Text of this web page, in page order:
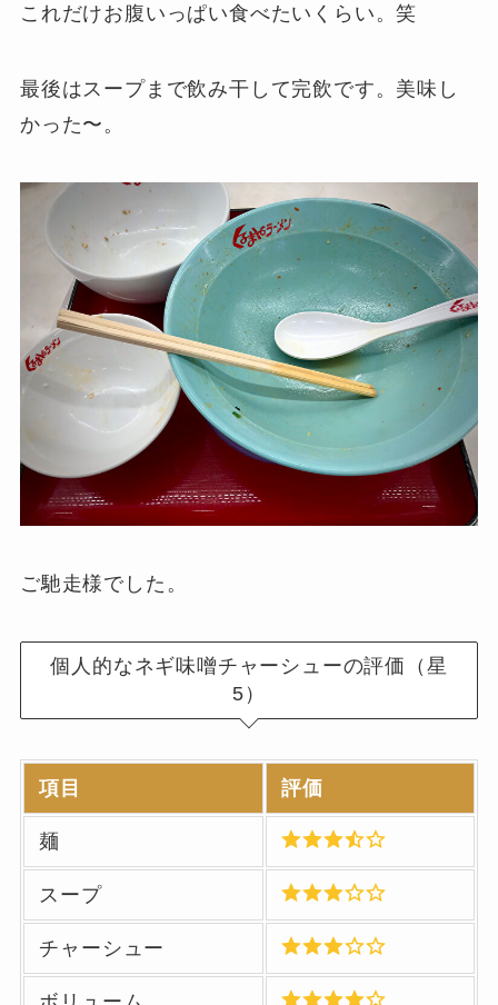
これだけお腹いっぱい食べたいくらい。笑
最後はスープまで飲み干して完飲です。美味し
かった〜。
ご馳走様でした。
個人的なネギ味噌チャーシューの評価（星
5）
項目 評価
麺
スープ
チャーシュー